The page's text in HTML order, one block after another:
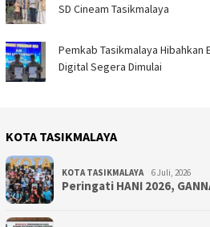
SD Cineam Tasikmalaya
Pemkab Tasikmalaya Hibahkan
Digital Segera Dimulai
KOTA TASIKMALAYA
KOTA TASIKMALAYA 6 Juli, 2026
Peringati HANI 2026,